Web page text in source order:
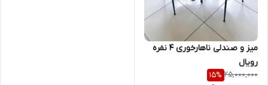
میز و صندلی ناهارخوری ۴ نفره
رویال
25,000,000
15%